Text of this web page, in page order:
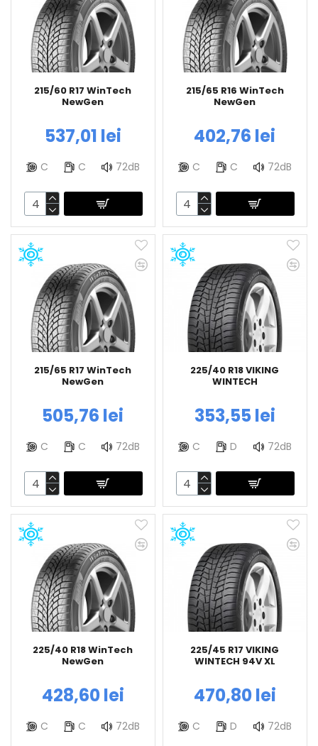
215/60 R17 WinTech
NewGen
537,01 lei
C C 72dB
215/65 R16 WinTech
NewGen
402,76 lei
C C 72dB
215/65 R17 WinTech
NewGen
505,76 lei
C C 72dB
225/40 R18 VIKING
WINTECH
353,55 lei
C D 72dB
225/40 R18 WinTech
NewGen
428,60 lei
C C 72dB
225/45 R17 VIKING
WINTECH 94V XL
470,80 lei
C D 72dB